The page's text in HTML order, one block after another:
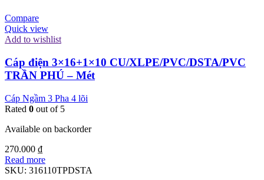
Compare
Quick view
Add to wishlist
Cáp điện 3×16+1×10 CU/XLPE/PVC/DSTA/PVC
TRẦN PHÚ – Mét
Cáp Ngầm 3 Pha 4 lõi
Rated 0 out of 5
Available on backorder
270.000 ₫
Read more
SKU: 316110TPDSTA